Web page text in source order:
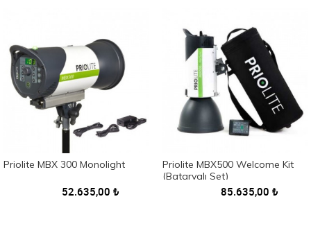
Priolite MBX 300 Monolight
52.635,00 ₺
Priolite MBX500 Welcome Kit
(Bataryalı Set)
85.635,00 ₺